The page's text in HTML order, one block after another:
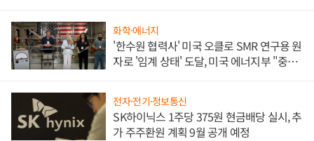
화학·에너지
'한수원 협력사' 미국 오클로 SMR 연구용 원
자로 '임계 상태' 도달, 미국 에너지부 "중요
전자·전기·정보통신
SK하이닉스 1주당 375원 현금배당 실시, 추
가 주주환원 계획 9월 공개 예정